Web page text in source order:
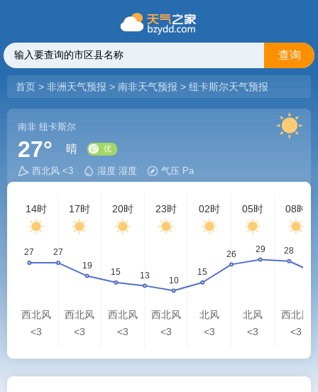
查询
首页 > 非洲天气预报 > 南非天气预报 > 纽卡斯尔天气预报
南非 纽卡斯尔
27° 晴
西北风 <3 湿度 湿度 气压 Pa
14时
西北风
<3
17时
西北风
<3
20时
西北风
<3
23时
西北风
<3
02时
北风
<3
05时
北风
<3
08时
西北风
<3